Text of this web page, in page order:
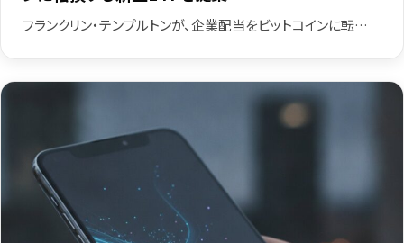
フランクリン・テンプルトンが、企業配当をビットコインに転…